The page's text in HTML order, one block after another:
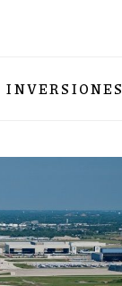
INVERSIONES